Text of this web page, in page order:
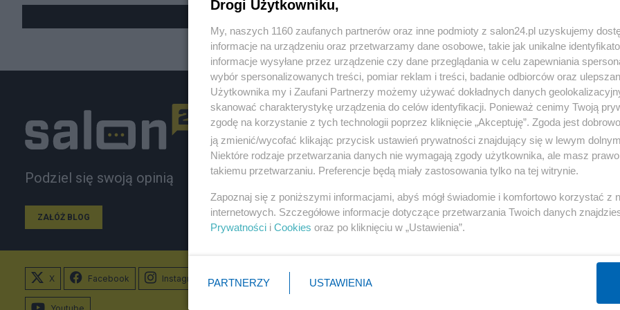
Podziel się swoją opinią
ZAŁÓŻ BLOG
Polityka
NATO
KO
Imigranci
PiS
Gospodarka
Centralny Port Komunikacyjny
Inwestycje
Podatki
Energetyka
X Facebook Instagram
Youtube
Drogi Użytkowniku,
My, naszych 1160 zaufanych partnerów oraz inne podmioty z salon24.pl uzyskujemy
informacje na urządzeniu oraz przetwarzamy dane osobowe, takie jak unikalne
informacje wysyłane przez urządzenie czy dane przeglądania w celu zapewniania
wybór spersonalizowanych treści, pomiar reklam i treści, badanie odbiorców oraz
Użytkownika my i Zaufani Partnerzy możemy używać dokładnych danych
skanować charakterystykę urządzenia do celów identyfikacji. Ponieważ cenimy Twoją
zgodę na korzystanie z tych technologii poprzez kliknięcie „Akceptuję”. Zgoda jest
ją zmienić/wycofać klikając przycisk ustawień prywatności znajdujący się w lewym
Niektóre rodzaje przetwarzania danych nie wymagają zgody użytkownika, ale masz
takiemu przetwarzaniu. Preferencje będą miały zastosowania tylko na tej witrynie.
Zapoznaj się z poniższymi informacjami, abyś mógł świadomie i komfortowo korzystać z
internetowych. Szczegółowe informacje dotyczące przetwarzania Twoich danych
Prywatności i Cookies oraz po kliknięciu w „Ustawienia”.
PARTNERZY USTAWIENIA